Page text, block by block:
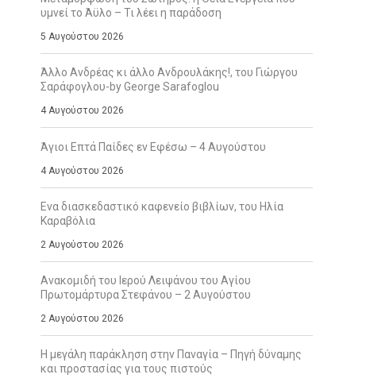
υμνεί το Άϋλο – Τι λέει η παράδοση
5 Αυγούστου 2026
Άλλο Ανδρέας κι άλλο Ανδρουλάκης!, του Γιώργου
Σαράφογλου-by George Sarafoglou
4 Αυγούστου 2026
Άγιοι Επτά Παίδες εν Εφέσω – 4 Αυγούστου
4 Αυγούστου 2026
Ενα διασκεδαστικό καφενείο βιβλίων, του Ηλία
Καραβόλια
2 Αυγούστου 2026
Ανακομιδή του Ιερού Λειψάνου του Αγίου
Πρωτομάρτυρα Στεφάνου – 2 Αυγούστου
2 Αυγούστου 2026
Η μεγάλη παράκληση στην Παναγία – Πηγή δύναμης
και προστασίας για τους πιστούς